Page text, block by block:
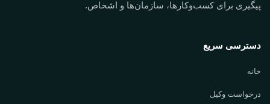
پیگیری برای کسب‌وکارها، سازمان‌ها و اشخاص.
دسترسی سریع
خانه
درخواست وکیل